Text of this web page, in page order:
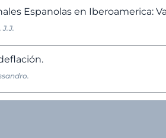
Espanolas en Iberoamerica: